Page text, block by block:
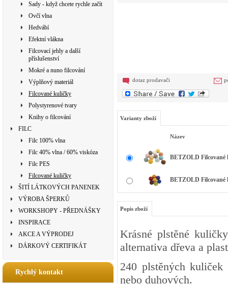
Sady - když chcete rychle začít
Ovčí vlna
Hedvábí
Efektní vlákna
Filcovací jehly a další
příslušenství
Mokré a nuno filcování
Výplňový materiál
Filcované kuličky
Polystyrenové tvary
Knihy o filcování
FILC
Filc 100% vlna
Filc 40% vlna / 60% viskóza
Filc PES
Filcované kuličky
ŠITÍ LÁTKOVÝCH PANENEK
VÝROBA ŠPERKŮ
WORKSHOPY - PŘEDNÁŠKY
INSPIRACE
AKCE A VÝPRODEJ
DÁRKOVÝ CERTIFIKÁT
Rychlý kontakt
dotaz prodavači
Varianty zboží
Název
BETZOLD Filcované
BETZOLD Filcované
Popis zboží
Krásné plstěné
alternativa dřeva a
240 plstěných
nebo duhových.